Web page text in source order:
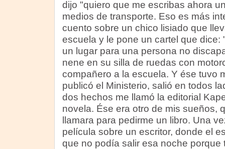
dijo "quiero que me escribas ahora
medios de transporte. Eso es más
cuento sobre un chico lisiado que
escuela y le pone un cartel que dice:
un lugar para una persona no
nene en su silla de ruedas con
compañero a la escuela. Y ése tuvo
publicó el Ministerio, salió en todos
dos hechos me llamó la editorial
novela. Ése era otro de mis sueños,
llamara para pedirme un libro. Una
película sobre un escritor, donde el
que no podía salir esa noche porque